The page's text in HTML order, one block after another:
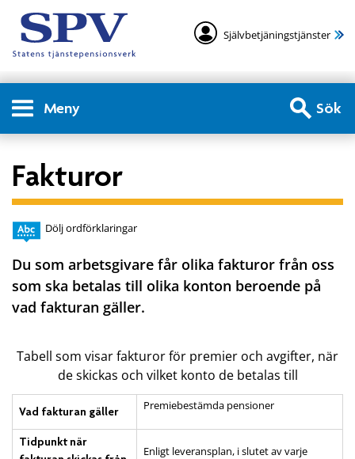
Självbetjäningstjänster
Meny Sök
Fakturor
Dölj ordförklaringar
Du som arbetsgivare får olika fakturor från oss
som ska betalas till olika konton beroende på
vad fakturan gäller.
Tabell som visar fakturor för premier och avgifter, när
de skickas och vilket konto de betalas till
Vad fakturan gäller Premiebestämda pensioner
Tidpunkt när
Enligt leveransplan, i slutet av varje